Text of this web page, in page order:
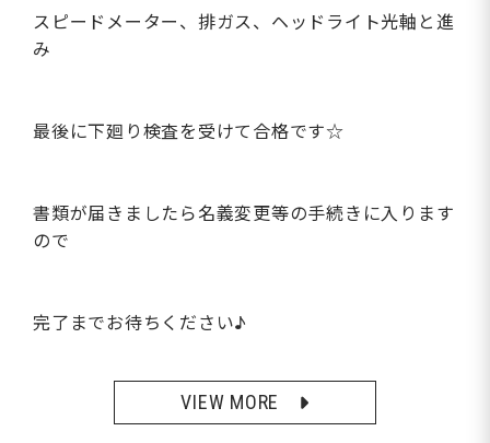
スピードメーター、排ガス、ヘッドライト光軸と進
み
最後に下廻り検査を受けて合格です☆
書類が届きましたら名義変更等の手続きに入ります
ので
完了までお待ちください♪
VIEW MORE